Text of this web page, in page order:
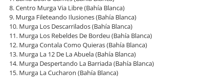
8. Centro Murga Via Libre (Bahía Blanca)
9. Murga Fileteando Ilusiones (Bahía Blanca)
10. Murga Los Descarrilados (Bahía Blanca)
11. Murga Los Rebeldes De Bordeu (Bahía Blanca)
12. Murga Contala Como Quieras (Bahía Blanca)
13. Murga La 12 De La Abuela (Bahía Blanca)
14. Murga Despertando La Barriada (Bahía Blanca)
15. Murga La Cucharon (Bahía Blanca)